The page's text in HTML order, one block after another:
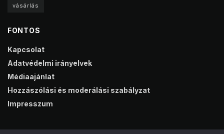
vásárlás
FONTOS
Kapcsolat
Adatvédelmi irányelvek
Médiaajánlat
Hozzászólási és moderálási szabályzat
Impresszum